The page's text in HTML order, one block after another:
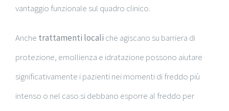
vantaggio funzionale sul quadro clinico.
Anche trattamenti locali che agiscano su barriera di
protezione, emollienza e idratazione possono aiutare
significativamente i pazienti nei momenti di freddo più
intenso o nel caso si debbano esporre al freddo per